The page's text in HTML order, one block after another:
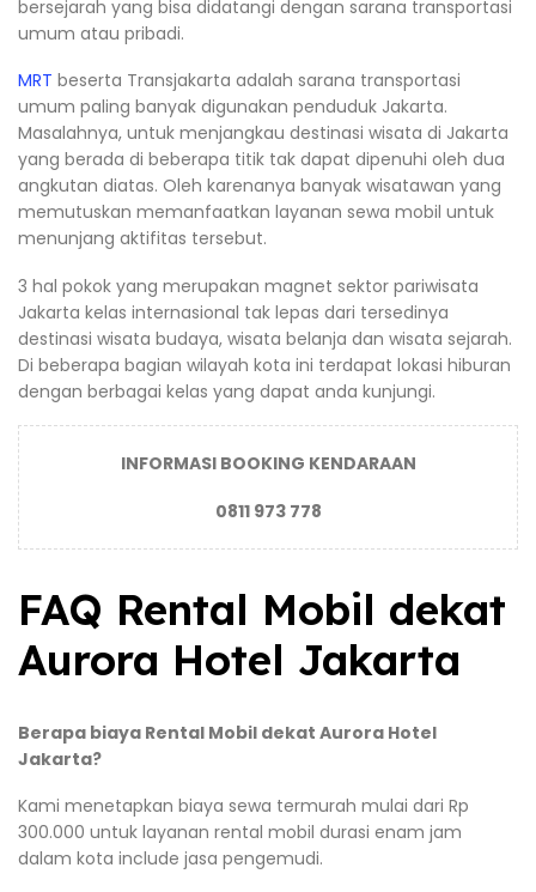
bersejarah yang bisa didatangi dengan sarana transportasi
umum atau pribadi.
MRT beserta Transjakarta adalah sarana transportasi
umum paling banyak digunakan penduduk Jakarta.
Masalahnya, untuk menjangkau destinasi wisata di Jakarta
yang berada di beberapa titik tak dapat dipenuhi oleh dua
angkutan diatas. Oleh karenanya banyak wisatawan yang
memutuskan memanfaatkan layanan sewa mobil untuk
menunjang aktifitas tersebut.
3 hal pokok yang merupakan magnet sektor pariwisata
Jakarta kelas internasional tak lepas dari tersedinya
destinasi wisata budaya, wisata belanja dan wisata sejarah.
Di beberapa bagian wilayah kota ini terdapat lokasi hiburan
dengan berbagai kelas yang dapat anda kunjungi.
INFORMASI BOOKING KENDARAAN
0811 973 778
FAQ Rental Mobil dekat
Aurora Hotel Jakarta
Berapa biaya Rental Mobil dekat Aurora Hotel
Jakarta?
Kami menetapkan biaya sewa termurah mulai dari Rp
300.000 untuk layanan rental mobil durasi enam jam
dalam kota include jasa pengemudi.